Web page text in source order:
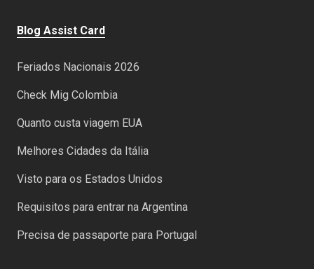
Blog Assist Card
Feriados Nacionais 2026
Check Mig Colombia
Quanto custa viagem EUA
Melhores Cidades da Itália
Visto para os Estados Unidos
Requisitos para entrar na Argentina
Precisa de passaporte para Portugal